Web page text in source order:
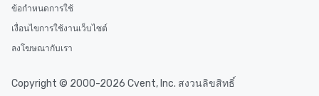
ข้อกำหนดการใช้
เงื่อนไขการใช้งานเว็บไซต์
ลงโฆษณากับเรา
Copyright © 2000-2026 Cvent, Inc. สงวนลิขสิทธิ์